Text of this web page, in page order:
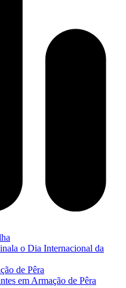
o Dia Internacional da
de Pêra
em Armação de Pêra